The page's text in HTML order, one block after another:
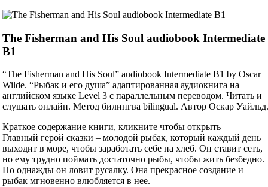
The Fisherman and His Soul audiobook Intermediate
B1
“The Fisherman and His Soul” audiobook Intermediate B1 by Oscar
Wilde. “Рыбак и его душа” адаптированная аудиокнига на
английском языке Level 3 с параллельным переводом. Читать и
слушать онлайн. Метод билингва bilingual. Автор Оскар
Краткое содержание книги, кликните чтобы открыть
Главный герой сказки – молодой рыбак, который каждый день
выходит в море, чтобы заработать себе на хлеб. Он ставит сеть,
но ему трудно поймать достаточно рыбы, чтобы жить безбедно.
Но однажды он ловит русалку. Она прекрасное создание и
рыбак мгновенно влюбляется в нее.